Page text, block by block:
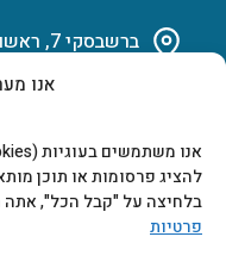
אנו
להציג פרסומות או תוכן
בלחיצה על "קבל הכל", אתה
פרטיות
ברשבסקי 7, ראשון לציון, קומה 1
tech.co.il